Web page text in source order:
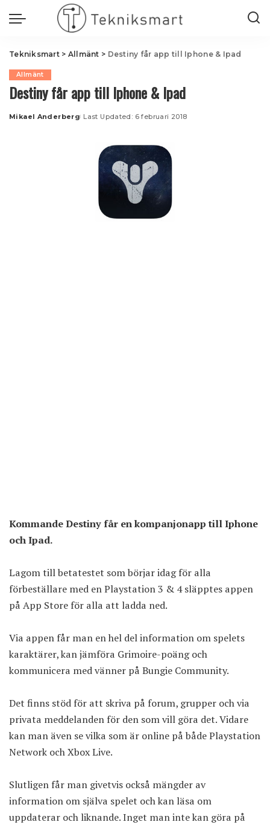
Tekniksmart> Allmänt > Destiny får app till Iphone & Ipad
Allmänt
Destiny får app till Iphone & Ipad
Posted
Mikael Anderberg Last Updated: 6 februari 2018
Kommande Destiny får en kompanjonapp tillIphone
och Ipad.
Lagom till betatestet som börjar idag för alla
förbeställare med en Playstation 3 & 4 släpptes appen
på App Store för alla att ladda ned.
Via appen får man en hel del information om spelets
karaktärer, kan jämföra Grimoire-poäng och
kommunicera med vänner på Bungie Community.
Det finns stöd för att skriva på forum, grupper och via
privata meddelanden för den som vill göra det. Vidare
kan man även se vilka som är online på både Playstation
Network och Xbox Live.
Slutligen får man givetvis också mängder av
information om själva spelet och kan läsa om
uppdaterar och liknande. Inget man inte kan göra på